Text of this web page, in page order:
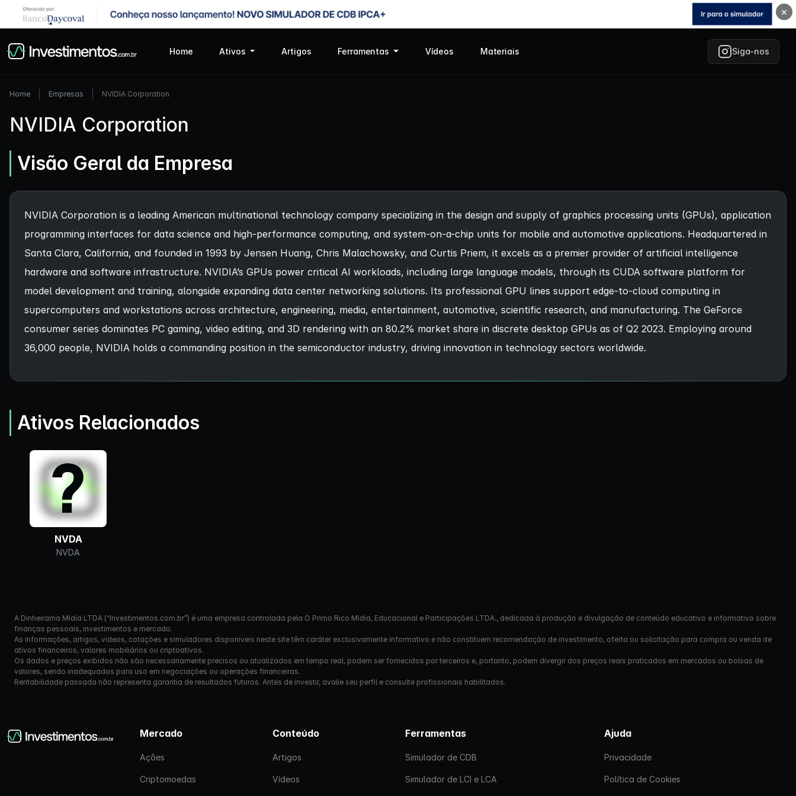
×
Home Ativos Artigos Ferramentas Vídeos Materiais Siga-nos
Home Empresas NVIDIA Corporation
NVIDIA Corporation
Visão Geral da Empresa
NVIDIA Corporation is a leading American multinational technology company specializing in the design and supply of graphics processing units (GPUs), application
programming interfaces for data science and high-performance computing, and system-on-a-chip units for mobile and automotive applications. Headquartered in
Santa Clara, California, and founded in 1993 by Jensen Huang, Chris Malachowsky, and Curtis Priem, it excels as a premier provider of artificial intelligence
hardware and software infrastructure. NVIDIA’s GPUs power critical AI workloads, including large language models, through its CUDA software platform for
model development and training, alongside expanding data center networking solutions. Its professional GPU lines support edge-to-cloud computing in
supercomputers and workstations across architecture, engineering, media, entertainment, automotive, scientific research, and manufacturing. The GeForce
consumer series dominates PC gaming, video editing, and 3D rendering with an 80.2% market share in discrete desktop GPUs as of Q2 2023. Employing around
36,000 people, NVIDIA holds a commanding position in the semiconductor industry, driving innovation in technology sectors worldwide.
Ativos Relacionados
NVDA
NVDA
A Dinheirama Mídia LTDA (“Investimentos.com.br”) é uma empresa controlada pela O Primo Rico Mídia, Educacional e Participações LTDA., dedicada à produção e divulgação de conteúdo educativo e informativo sobre
finanças pessoais, investimentos e mercado.
As informações, artigos, vídeos, cotações e simuladores disponíveis neste site têm caráter exclusivamente informativo e não constituem recomendação de investimento, oferta ou solicitação para compra ou venda de
ativos financeiros, valores mobiliários ou criptoativos.
Os dados e preços exibidos não são necessariamente precisos ou atualizados em tempo real, podem ser fornecidos por terceiros e, portanto, podem divergir dos preços reais praticados em mercados ou bolsas de
valores, sendo inadequados para uso em negociações ou operações financeiras.
Rentabilidade passada não representa garantia de resultados futuros. Antes de investir, avalie seu perfil e consulte profissionais habilitados.
Mercado
Ações
Criptomoedas
Conteúdo
Artigos
Vídeos
Ferramentas
Simulador de CDB
Simulador de LCI e LCA
Ajuda
Privacidade
Política de Cookies